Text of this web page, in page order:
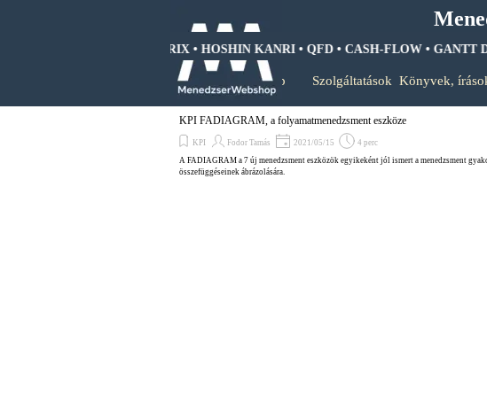
ANALIZIS • BCG MÁTRIX • HOSHIN KANRI • QFD • CASH-FLOW • GANTT
Kezdőlap
Szolgáltatások Könyvek,
KPI FADIAGRAM, a folyamatmenedzsment eszköze
KPI Fodor Tamás 2021/05/15
4 perc
A FADIAGRAM a 7 új menedzsment eszközök egyikeként jól ismert a menedzsment
összefüggéseinek ábrázolására.